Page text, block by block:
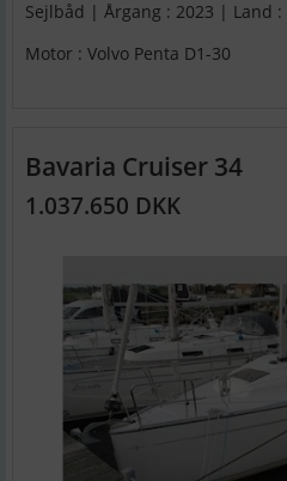
Sejlbåd | Årgang : 2023 | Land :
Motor : Volvo Penta D1-30
Bavaria Cruiser 34
1.037.650 DKK